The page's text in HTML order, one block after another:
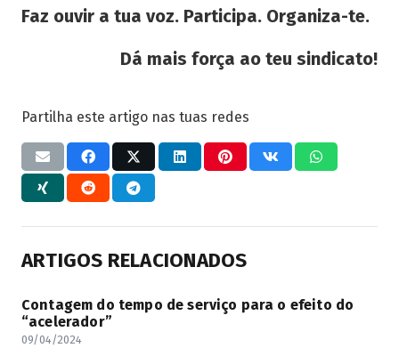
Faz ouvir a tua voz. Participa. Organiza-te.
Dá mais força ao teu sindicato!
Partilha este artigo nas tuas redes
ARTIGOS RELACIONADOS
Contagem do tempo de serviço para o efeito do
“acelerador”
09/04/2024